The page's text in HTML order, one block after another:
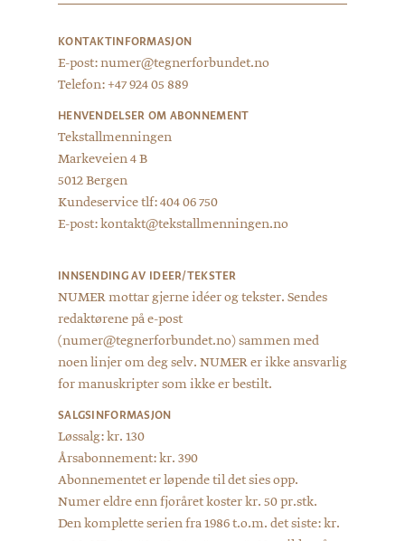
KONTAKTINFORMASJON
E-post: numer@tegnerforbundet.no
Telefon: +47 924 05 889
HENVENDELSER OM ABONNEMENT
Tekstallmenningen
Markeveien 4 B
5012 Bergen
Kundeservice tlf: 404 06 750
E-post: kontakt@tekstallmenningen.no
INNSENDING AV IDEER/TEKSTER
NUMER mottar gjerne idéer og tekster. Sendes
redaktørene på e-post
(numer@tegnerforbundet.no) sammen med
noen linjer om deg selv. NUMER er ikke ansvarlig
for manuskripter som ikke er bestilt.
SALGSINFORMASJON
Løssalg: kr. 130
Årsabonnement: kr. 390
Abonnementet er løpende til det sies opp.
Numer eldre enn fjoråret koster kr. 50 pr.stk.
Den komplette serien fra 1986 t.o.m. det siste: kr.